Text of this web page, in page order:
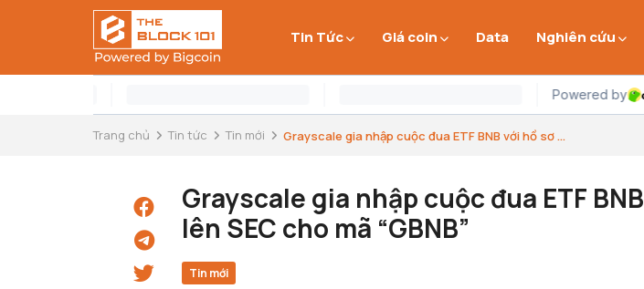
Tin Tức Giá coin Data Nghiên cứu
Trang chủ Tin tức Tin mới Grayscale gia nhập cuộc đua ETF BNB với hồ sơ ...
Grayscale gia nhập cuộc đua ETF
lên SEC cho mã “GBNB”
Tin mới